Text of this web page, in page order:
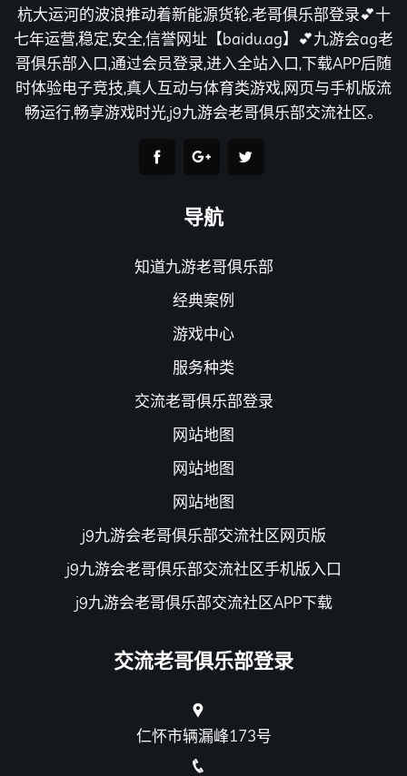
杭大运河的波浪推动着新能源货轮,老哥俱乐部登录💕十
七年运营,稳定,安全,信誉网址【baidu.ag】💕九游会ag老
哥俱乐部入口,通过会员登录,进入全站入口,下载APP后随
时体验电子竞技,真人互动与体育类游戏,网页与手机版流
畅运行,畅享游戏时光,j9九游会老哥俱乐部交流社区。
导航
知道九游老哥俱乐部
经典案例
游戏中心
服务种类
交流老哥俱乐部登录
网站地图
网站地图
网站地图
j9九游会老哥俱乐部交流社区网页版
j9九游会老哥俱乐部交流社区手机版入口
j9九游会老哥俱乐部交流社区APP下载
交流老哥俱乐部登录
仁怀市辆漏峰173号